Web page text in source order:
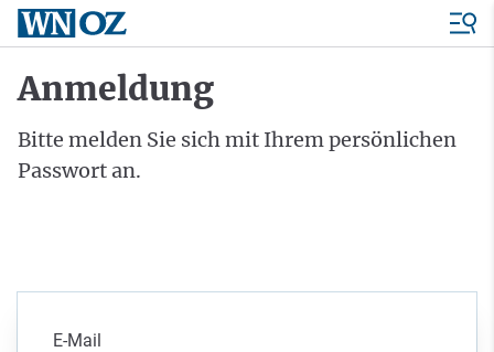
Anmeldung
Bitte melden Sie sich mit Ihrem persönlichen
Passwort an.
E-Mail